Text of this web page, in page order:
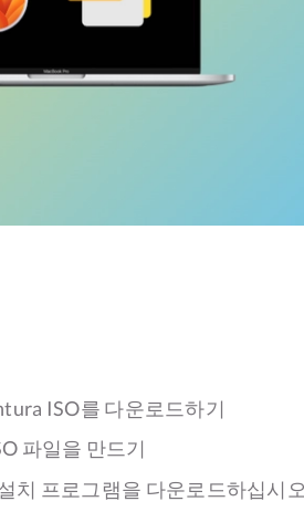
ISO를 다운로드하기
파일을 만드기
치 프로그램을 다운로드하십시